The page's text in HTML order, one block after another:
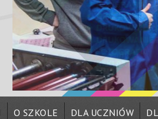
O SZKOLE DLA UCZNIÓW